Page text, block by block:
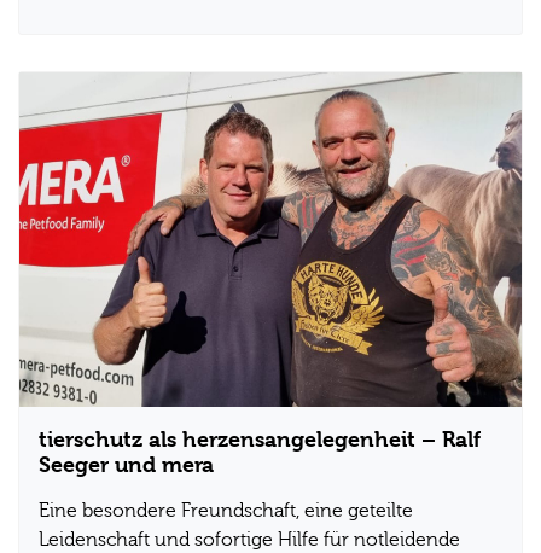
tierschutz als herzensangelegenheit – Ralf
Seeger und mera
Eine besondere Freundschaft, eine geteilte
Leidenschaft und sofortige Hilfe für notleidende